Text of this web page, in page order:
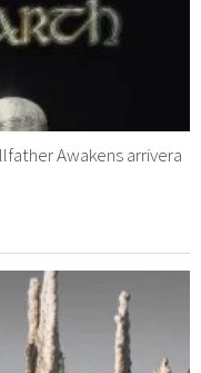
Awakens arrivera